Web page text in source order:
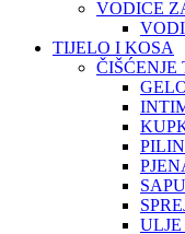
VODICE
TIJELO I KOSA
ČIŠĆENJE